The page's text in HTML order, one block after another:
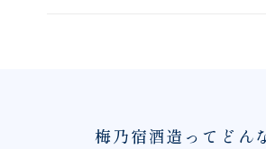
梅乃宿酒造ってどん